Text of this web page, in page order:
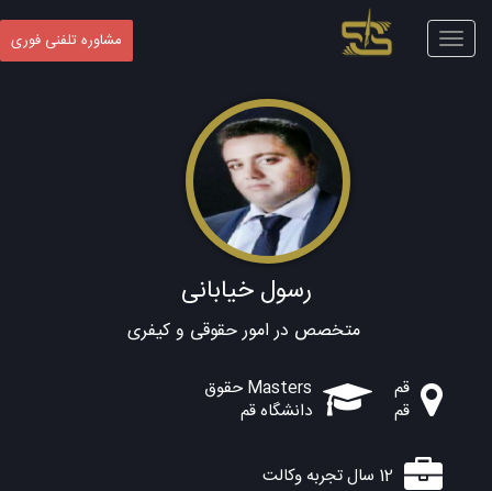
Toggle
navigation
مشاوره تلفنی فوری
رسول خیابانی
متخصص در امور حقوقی و کیفری
قم
قم
Masters حقوق
دانشگاه قم
12 سال تجربه وکالت